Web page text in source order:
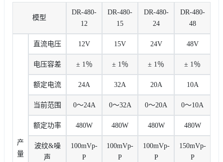
模型
DR-480-
12
DR-480-
15
DR-480-
24
DR-480-
48
产
量
直流电压 12V 15V 24V 48V
电压容差 ± 1％ ± 1％ ± 1％ ± 1％
额定电流 24A 32A 20A 10A
当前范围 0〜24A 0〜32A 0〜20A 0〜10A
额定功率 480W 480W 480W 480W
波纹&噪
声
100mVp-
P
100mVp-
P
100mVp-
P
150mVp-
P